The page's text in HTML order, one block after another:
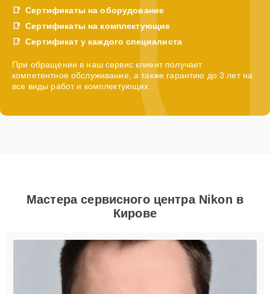
Сертификаты на оборудование
Сертификаты на комплектующие
Сертификат у каждого специалиста
При обращении в наш сервис клиент получает
компетентное обслуживание, а также гарантию до 3 лет на
все виды работ и комплектующих.
Мастера сервисного центра Nikon в
Кирове